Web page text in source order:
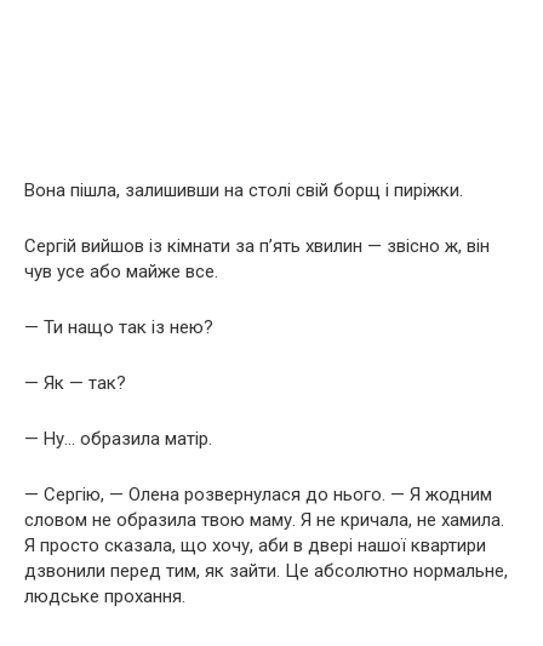
Вона пішла, залишивши на столі свій борщ і пиріжки.
Сергій вийшов із кімнати за п’ять хвилин — звісно ж, він
чув усе або майже все.
— Ти нащо так із нею?
— Як — так?
— Ну… образила матір.
— Сергію, — Олена розвернулася до нього. — Я жодним
словом не образила твою маму. Я не кричала, не хамила.
Я просто сказала, що хочу, аби в двері нашої квартири
дзвонили перед тим, як зайти. Це абсолютно нормальне,
людське прохання.